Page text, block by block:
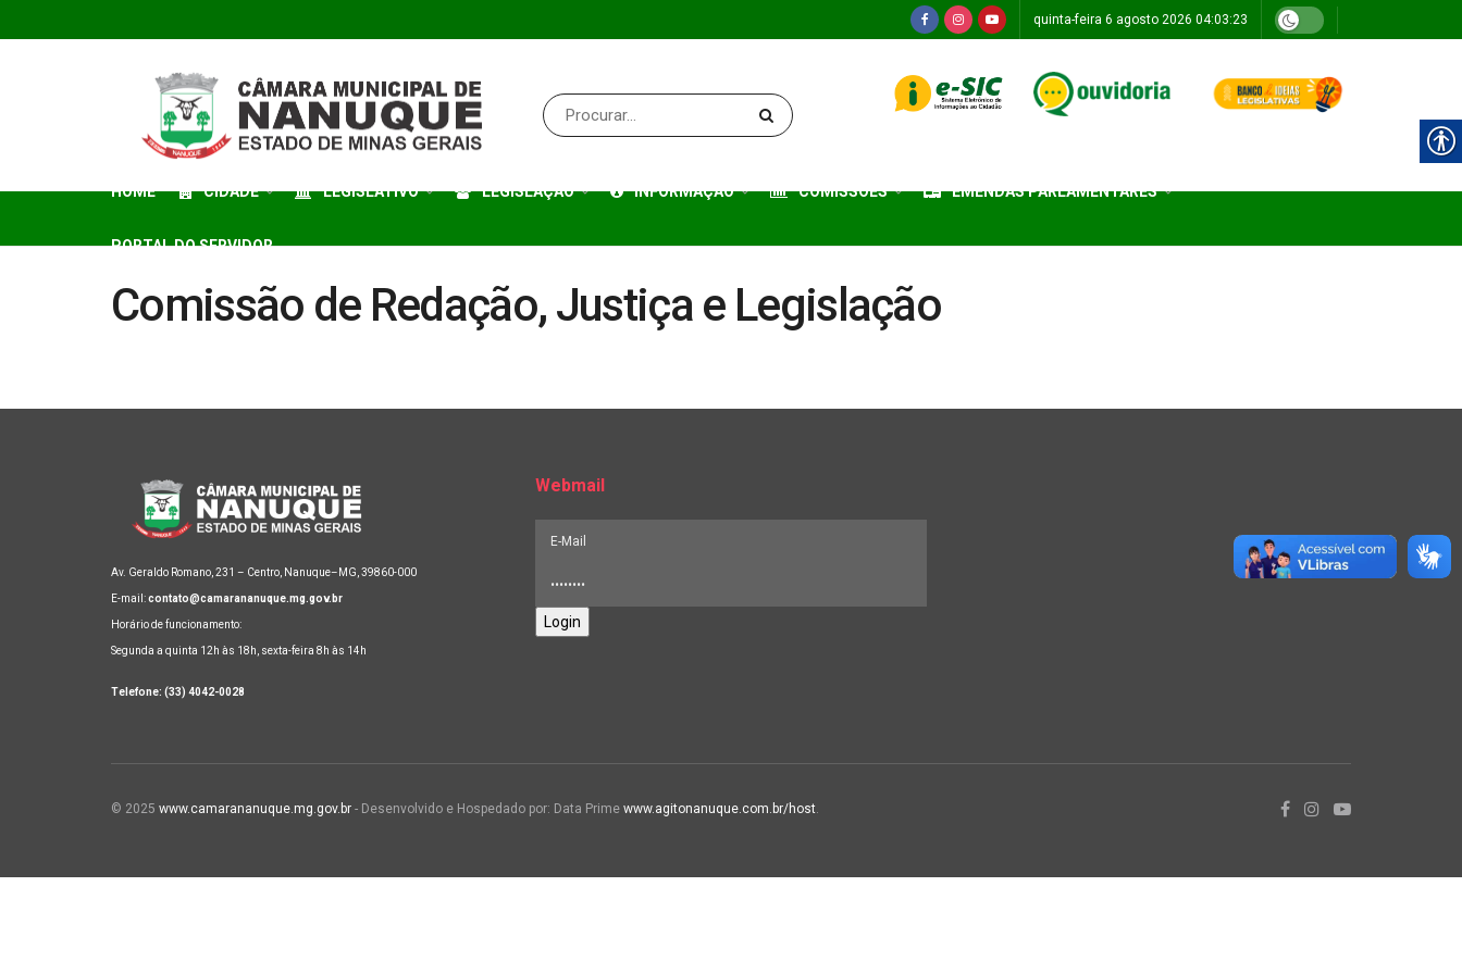
quinta-feira 6 agosto 2026 04:03:23
HOME CIDADE LEGISLATIVO LEGISLAÇÃO INFORMAÇÃO COMISSÕES EMENDAS PARLAMENTARES
PORTAL DO SERVIDOR
Comissão de Redação, Justiça e Legislação
Av. Geraldo Romano, 231 – Centro, Nanuque–MG, 39860-000
E-mail:contato@camarananuque.mg.gov.br
Horário de funcionamento:
Segunda a quinta 12h às 18h, sexta-feira 8h às 14h
Telefone: (33) 4042-0028
Webmail
Login
© 2025 www.camarananuque.mg.gov.br - Desenvolvido e Hospedado por: Data Prime www.agitonanuque.com.br/host.